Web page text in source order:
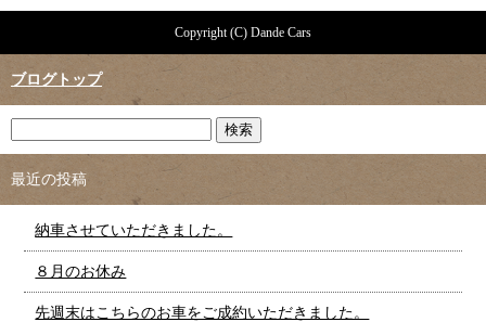
Copyright (C) Dande Cars
ブログトップ
最近の投稿
納車させていただきました。
８月のお休み
先週末はこちらのお車をご成約いただきました。